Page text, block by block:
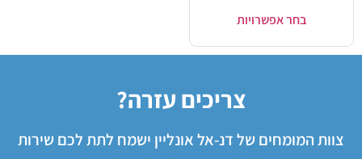
בחר אפשרויות
צריכים עזרה?
צוות המומחים של דנ-אל אונליין ישמח לתת לכם שירות